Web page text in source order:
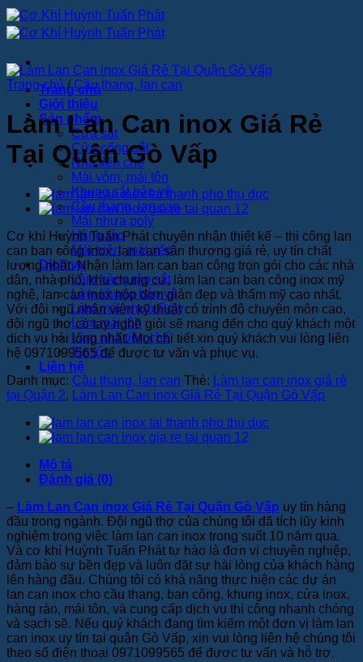
Bỏ
qua
nội
Trang chủ
Giới thiệu
Sản phẩm
Cửa sắt
Cửa cổng sắt
Nhà tiền chế
Mái vòm, mái tôn
Khung sắt bảo vệ
Cầu thang, lan can
Mái nhựa poly
Hàng rào
Mái hiên, mái xếp
Dịch vụ
Làm hàng rào sắt
Làm khung bảo vệ
Làm mái nhựa Poly
Làm mái tôn
Làm nhà tiền chế
Tin tức
Liên hệ
Trang chủ / Cầu thang, lan can
Làm Lan Can inox Giá Rẻ
Tại Quận Gò Vấp
Cơ khí Huỳnh Tuấn Phát chuyên nhận thiết kế – thi công lan
can ban công inox, lan can sân thượng giá rẻ, uy tín chất
lượng nhất. Nhận làm lan can ban công trọn gói cho các nhà
dân, nhà phố, khu chung cư, làm lan can ban công inox mỹ
nghệ, lan can inox hộp đơn giản đẹp và thẩm mỹ cao nhất.
Với đội ngũ nhân viên kỹ thuật có trình độ chuyên môn cao,
đội ngũ thợ có tay nghề giỏi sẽ mang đến cho quý khách một
dịch vụ hài lòng nhất. Mọi chi tiết xin quý khách vui lòng liên
hệ 0971099565 để được tư vấn và phục vụ.
Danh mục: Cầu thang, lan can Thẻ: Làm lan can inox giá rẻ
tại Quận 2, Làm Lan Can inox Giá Rẻ Tại Quận Gò Vấp
Mô tả
Đánh giá (0)
– Làm Lan Can inox Giá Rẻ Tại Quận Gò Vấp uy tín hàng
đầu trong ngành. Đội ngũ thợ của chúng tôi đã tích lũy kinh
nghiệm trong việc làm lan can inox trong suốt 10 năm qua.
Và cơ khí Huỳnh Tuấn Phát tự hào là đơn vị chuyên nghiệp,
đảm bảo sự bền đẹp và luôn đặt sự hài lòng của khách hàng
lên hàng đầu. Chúng tôi có khả năng thực hiện các dự án
lan can inox cho cầu thang, ban công, khung inox, cửa inox,
hàng rào, mái tôn, và cung cấp dịch vụ thi công nhanh chóng
và sạch sẽ. Nếu quý khách đang tìm kiếm một đơn vị làm lan
can inox uy tín tại quận Gò Vấp, xin vui lòng liên hệ chúng tôi
theo số điện thoại 0971099565 để được tư vấn và hỗ trợ.